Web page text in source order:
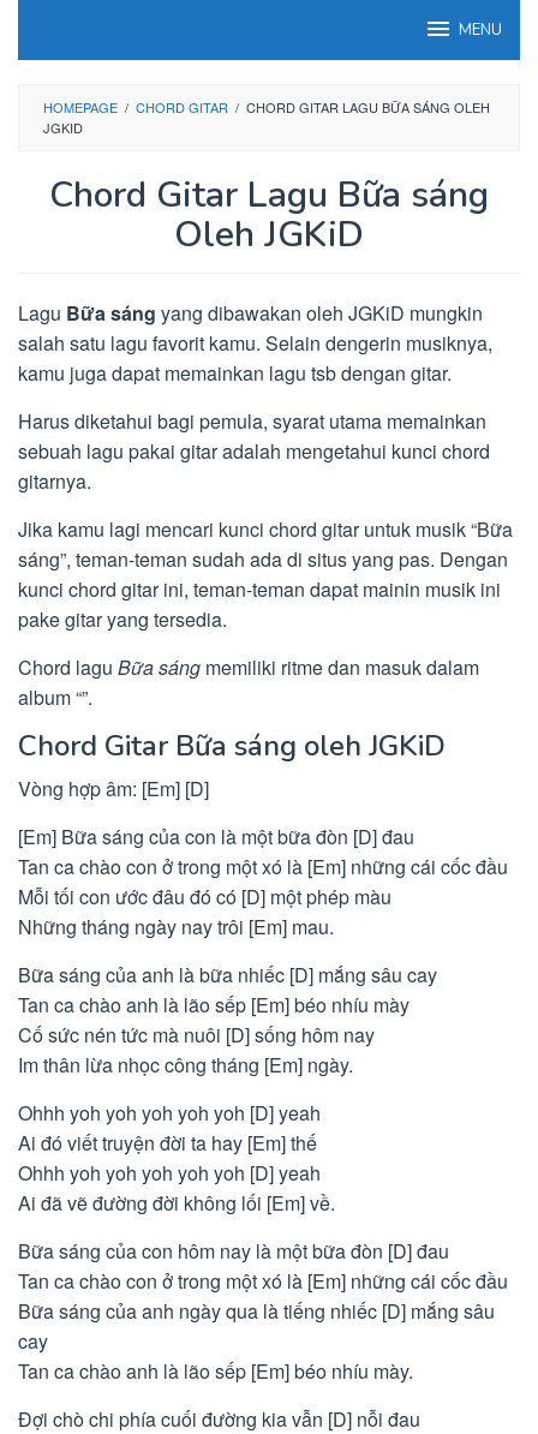
MENU
HOMEPAGE / CHORD GITAR / CHORD GITAR LAGU BỮA SÁNG OLEH
JGKID
Chord Gitar Lagu Bữa sáng
Oleh JGKiD
Lagu Bữa sáng yang dibawakan oleh JGKiD mungkin
salah satu lagu favorit kamu. Selain dengerin musiknya,
kamu juga dapat memainkan lagu tsb dengan gitar.
Harus diketahui bagi pemula, syarat utama memainkan
sebuah lagu pakai gitar adalah mengetahui kunci chord
gitarnya.
Jika kamu lagi mencari kunci chord gitar untuk musik “Bữa
sáng”, teman-teman sudah ada di situs yang pas. Dengan
kunci chord gitar ini, teman-teman dapat mainin musik ini
pake gitar yang tersedia.
Chord lagu Bữa sáng memiliki ritme dan masuk dalam
album “”.
Chord Gitar Bữa sáng oleh JGKiD
Vòng hợp âm: [Em] [D]
[Em] Bữa sáng của con là một bữa đòn [D] đau
Tan ca chào con ở trong một xó là [Em] những cái cốc đầu
Mỗi tối con ước đâu đó có [D] một phép màu
Những tháng ngày nay trôi [Em] mau.
Bữa sáng của anh là bữa nhiếc [D] mắng sâu cay
Tan ca chào anh là lão sếp [Em] béo nhíu mày
Cố sức nén tức mà nuôi [D] sống hôm nay
Im thân lừa nhọc công tháng [Em] ngày.
Ohhh yoh yoh yoh yoh yoh [D] yeah
Ai đó viết truyện đời ta hay [Em] thế
Ohhh yoh yoh yoh yoh yoh [D] yeah
Ai đã vẽ đường đời không lối [Em] về.
Bữa sáng của con hôm nay là một bữa đòn [D] đau
Tan ca chào con ở trong một xó là [Em] những cái cốc đầu
Bữa sáng của anh ngày qua là tiếng nhiếc [D] mắng sâu
cay
Tan ca chào anh là lão sếp [Em] béo nhíu mày.
Đợi chò chi phía cuối đường kia vẫn [D] nỗi đau